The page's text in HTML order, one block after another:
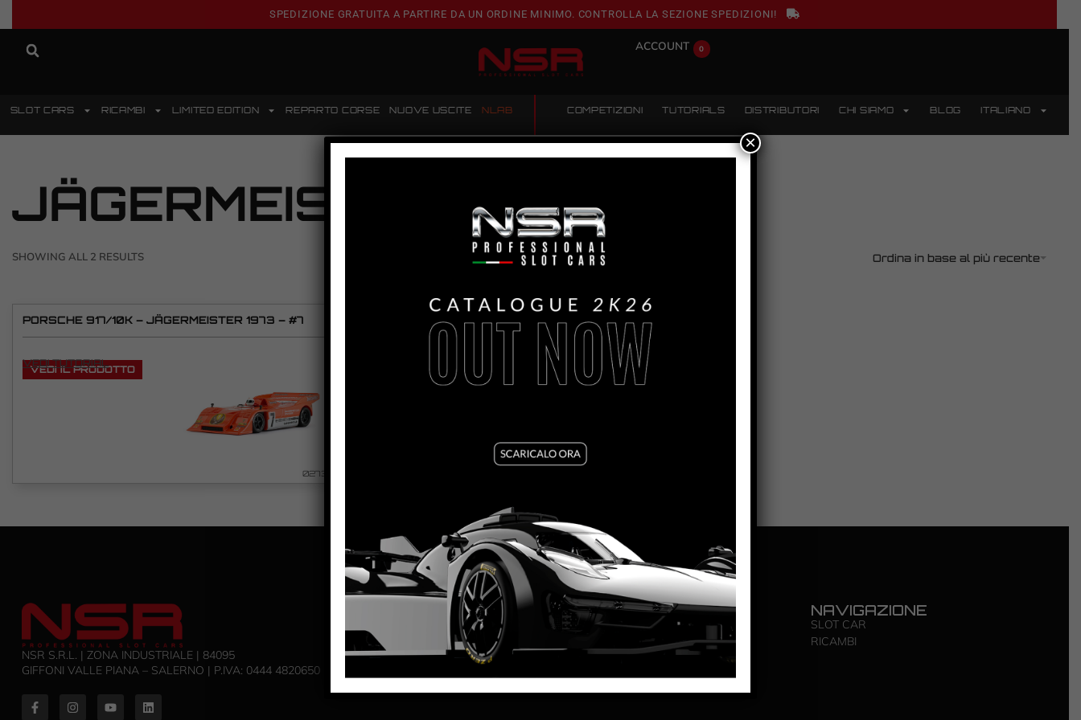
SPEDIZIONE GRATUITA A PARTIRE DA UN ORDINE MINIMO. CONTROLLA LA SEZIONE SPEDIZIONI!
ACCOUNT 0
SLOT CARS RICAMBI LIMITED EDITION REPARTO CORSE NUOVE USCITE NLAB COMPETIZIONI TUTORIALS DISTRIBUTORI CHI SIAMO BLOG ITALIANO
JÄGERMEISTER
SHOWING ALL 2 RESULTS Ordina in base al più recente
PORSCHE 917/10K – JÄGERMEISTER 1973 – #7
VEDI TUTORIAL
VEDI IL PRODOTTO
0273
MOSLER MT900R – JÄGERMEISTER #44
VEDI IL PRODOTTO
NSR S.R.L. | ZONA INDUSTRIALE | 84095
GIFFONI VALLE PIANA – SALERNO | P.IVA: ‭0444 4820650‬
LINK UTILI
SPEDIZIONI
CAMBI E RESI
CONTATTI
INFO LEGALI
PRIVACY POLICY
COOKIE POLICY
TERMINI E CONDIZIONI
NAVIGAZIONE
SLOT CAR
RICAMBI
×